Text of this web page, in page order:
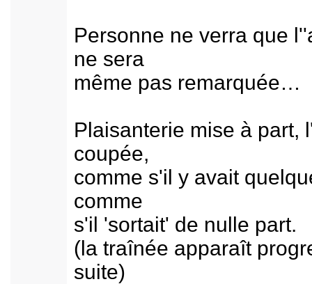
Personne ne verra que
ne sera
même pas remarquée…
Plaisanterie mise à part,
coupée,
comme s'il y avait
comme
s'il 'sortait' de nulle part.
(la traînée apparaît
suite)